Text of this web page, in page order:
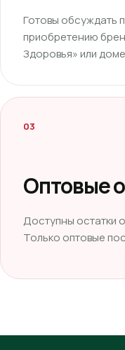
Готовы обсуждать
приобретению
Здоровья» или
03
Оптовые
Доступны остатки
Только оптовые